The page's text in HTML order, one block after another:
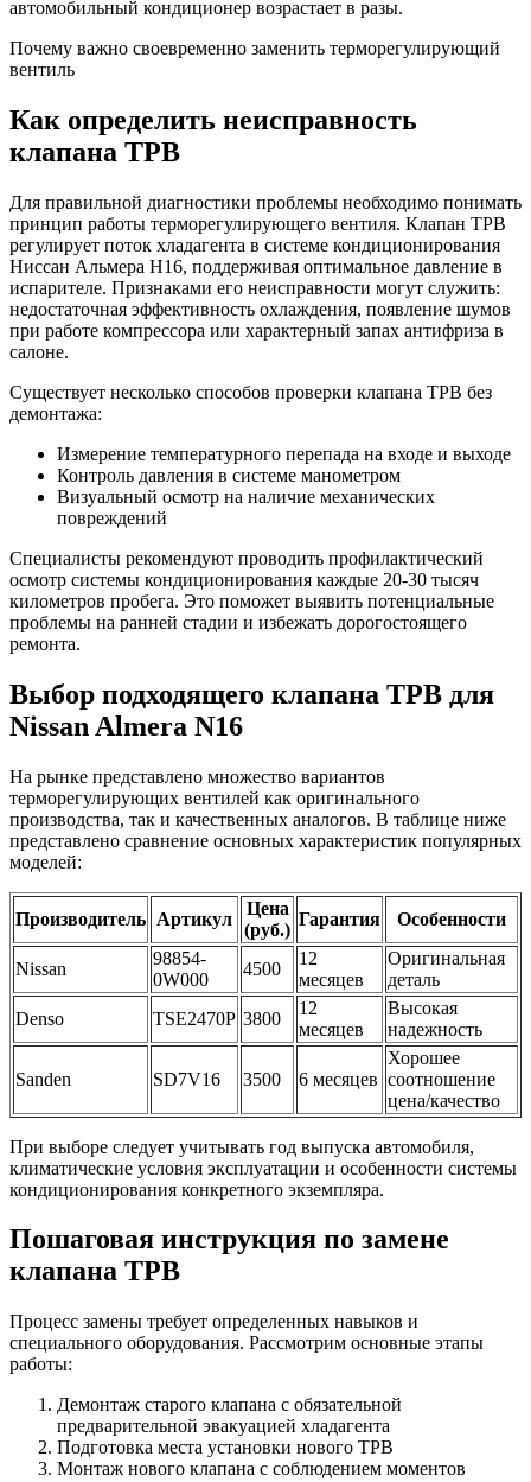
автомобильный кондиционер возрастает в разы.
Почему важно своевременно заменить терморегулирующий
вентиль
Как определить неисправность
клапана ТРВ
Для правильной диагностики проблемы необходимо понимать
принцип работы терморегулирующего вентиля. Клапан ТРВ
регулирует поток хладагента в системе кондиционирования
Ниссан Альмера Н16, поддерживая оптимальное давление в
испарителе. Признаками его неисправности могут служить:
недостаточная эффективность охлаждения, появление шумов
при работе компрессора или характерный запах антифриза в
салоне.
Существует несколько способов проверки клапана ТРВ без
демонтажа:
Измерение температурного перепада на входе и выходе
Контроль давления в системе манометром
Визуальный осмотр на наличие механических
повреждений
Специалисты рекомендуют проводить профилактический
осмотр системы кондиционирования каждые 20-30 тысяч
километров пробега. Это поможет выявить потенциальные
проблемы на ранней стадии и избежать дорогостоящего
ремонта.
Выбор подходящего клапана ТРВ для
Nissan Almera N16
На рынке представлено множество вариантов
терморегулирующих вентилей как оригинального
производства, так и качественных аналогов. В таблице ниже
представлено сравнение основных характеристик популярных
моделей:
Производитель Артикул
Цена
(руб.)
Гарантия Особенности
Nissan
98854-
0W000
4500
12
месяцев
Оригинальная
деталь
Denso
TSE2470P 3800
12
месяцев
Высокая
надежность
Sanden SD7V16 3500 6 месяцев
Хорошее
соотношение
цена/качество
При выборе следует учитывать год выпуска автомобиля,
климатические условия эксплуатации и особенности системы
кондиционирования конкретного экземпляра.
Пошаговая инструкция по замене
клапана ТРВ
Процесс замены требует определенных навыков и
специального оборудования. Рассмотрим основные этапы
работы:
Демонтаж старого клапана с обязательной
предварительной эвакуацией хладагента
Подготовка места установки нового ТРВ
Монтаж нового клапана с соблюдением моментов